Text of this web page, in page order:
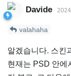
Davide
valahaha
알겠습니다. 스킨
현재는 PSD 안에